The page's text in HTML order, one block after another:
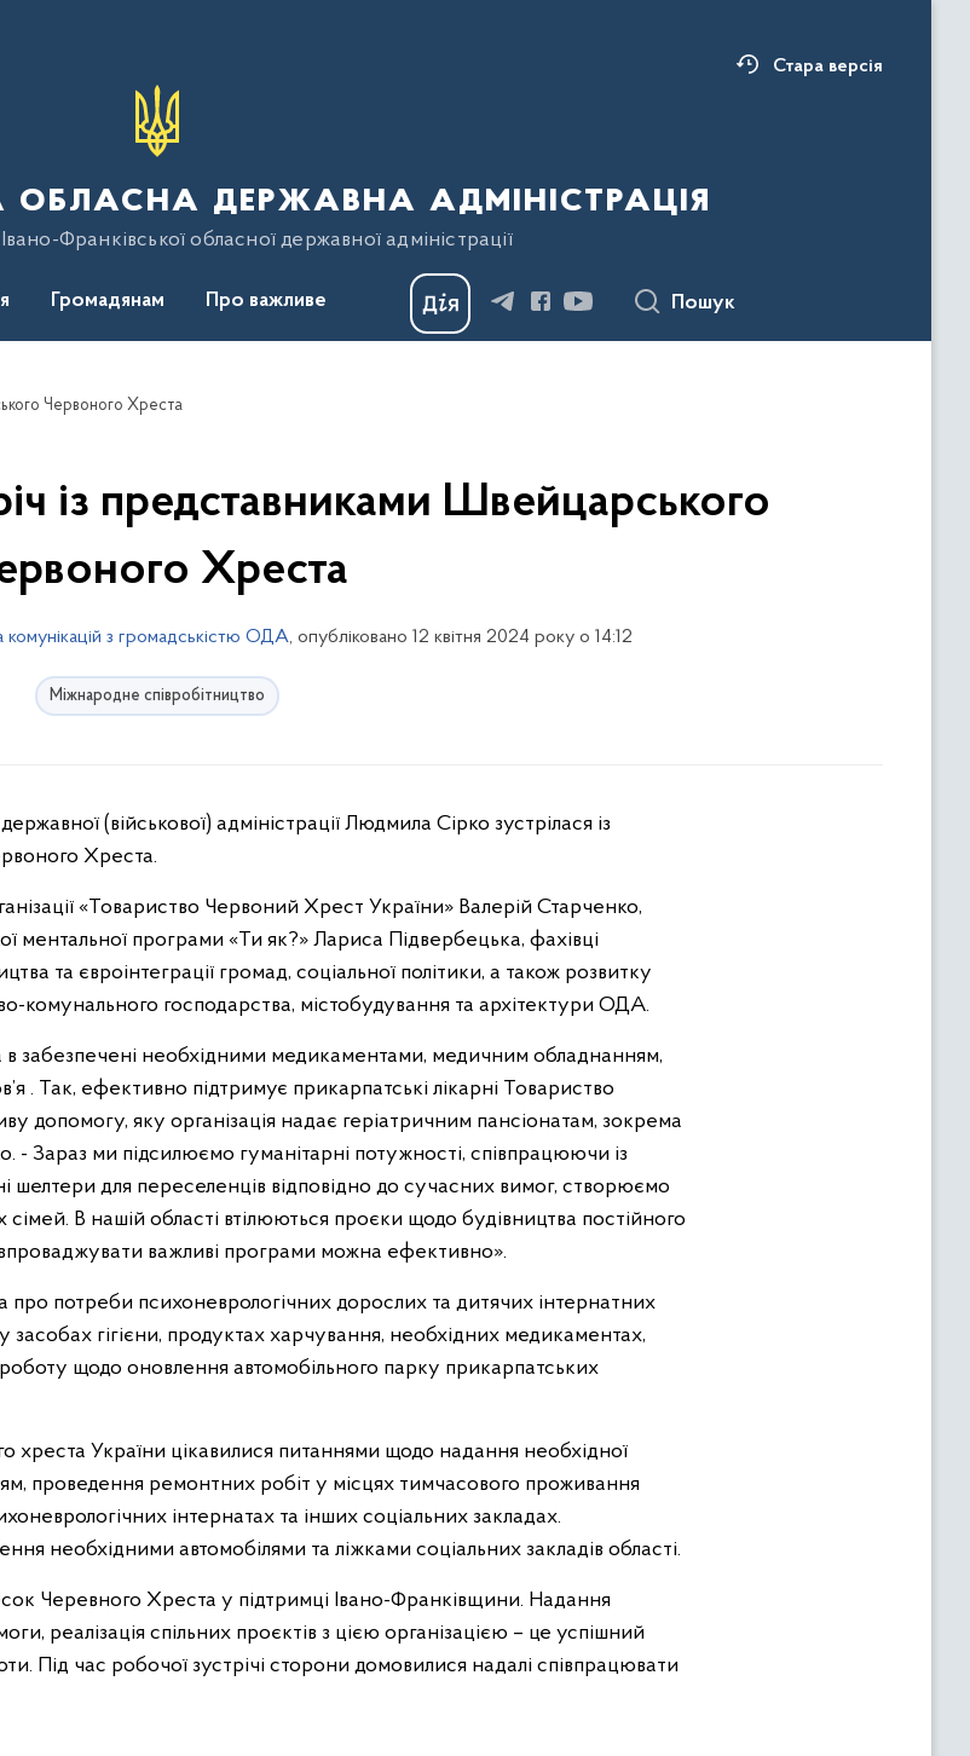
Стара версія
обласна державна адміністрація
Франківської обласної державної адміністрації
Громадянам Про важливе Пошук
Червоного Хреста
із представниками Швейцарського
Хреста
комунікацій з громадськістю ОДА, опубліковано 12 квітня 2024 року о 14:12
Міжнародне співробітництво
Хреста.
«Товариство Червоний Хрест України» Валерій Старченко,
ментальної програми «Ти як?» Лариса Підвербецька, фахівці
та євроінтеграції громад, соціальної політики, а також розвитку
комунального господарства, містобудування та архітектури ОДА.
в забезпечені необхідними медикаментами, медичним обладнанням,
. Так, ефективно підтримує прикарпатські лікарні Товариство
допомогу, яку організація надає геріатричним пансіонатам, зокрема
- Зараз ми підсилюємо гуманітарні потужності, співпрацюючи із
шелтери для переселенців відповідно до сучасних вимог, створюємо
сімей. В нашій області втілюються проєки щодо будівництва постійного
важливі програми можна ефективно».
про потреби психоневрологічних дорослих та дитячих інтернатних
засобах гігієни, продуктах харчування, необхідних медикаментах,
щодо оновлення автомобільного парку прикарпатських
України цікавилися питаннями щодо надання необхідної
проведення ремонтних робіт у місцях тимчасового проживання
інтернатах та інших соціальних закладах.
необхідними автомобілями та ліжками соціальних закладів області.
Черевного Хреста у підтримці Івано-Франківщини. Надання
реалізація спільних проєктів з цією організацією – це успішний
Під час робочої зустрічі сторони домовилися надалі співпрацювати